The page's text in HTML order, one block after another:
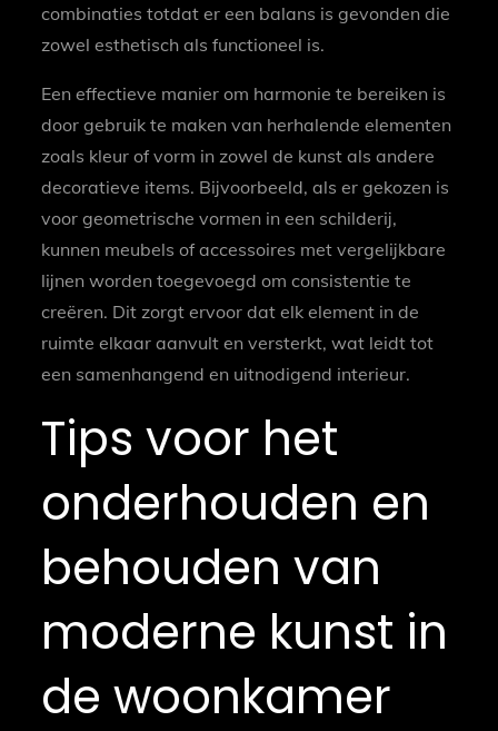
combinaties totdat er een balans is gevonden die
zowel esthetisch als functioneel is.
Een effectieve manier om harmonie te bereiken is
door gebruik te maken van herhalende elementen
zoals kleur of vorm in zowel de kunst als andere
decoratieve items. Bijvoorbeeld, als er gekozen is
voor geometrische vormen in een schilderij,
kunnen meubels of accessoires met vergelijkbare
lijnen worden toegevoegd om consistentie te
creëren. Dit zorgt ervoor dat elk element in de
ruimte elkaar aanvult en versterkt, wat leidt tot
een samenhangend en uitnodigend interieur.
Tips voor het
onderhouden en
behouden van
moderne kunst in
de woonkamer